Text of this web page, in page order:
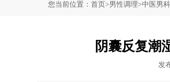
您当前位置： 首页 >男性调理>中医男科
阴囊反复潮
发